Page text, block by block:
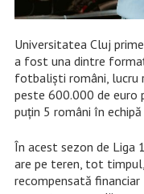
Universitatea Cluj
a fost una dintre
fotbaliști români, lucru
peste 600.000 de euro
puțin 5 români în
În acest sezon de Liga
are pe teren, tot
recompensată